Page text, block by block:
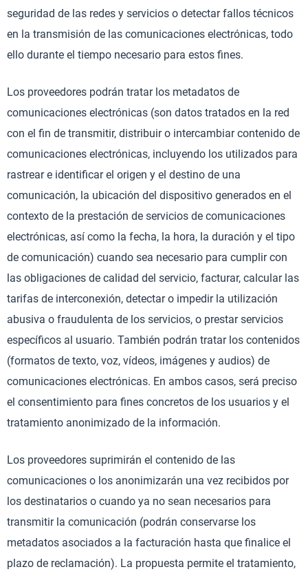
seguridad de las redes y servicios o detectar fallos técnicos
en la transmisión de las comunicaciones electrónicas, todo
ello durante el tiempo necesario para estos fines.
Los proveedores podrán tratar los metadatos de
comunicaciones electrónicas (son datos tratados en la red
con el fin de transmitir, distribuir o intercambiar contenido de
comunicaciones electrónicas, incluyendo los utilizados para
rastrear e identificar el origen y el destino de una
comunicación, la ubicación del dispositivo generados en el
contexto de la prestación de servicios de comunicaciones
electrónicas, así como la fecha, la hora, la duración y el tipo
de comunicación) cuando sea necesario para cumplir con
las obligaciones de calidad del servicio, facturar, calcular las
tarifas de interconexión, detectar o impedir la utilización
abusiva o fraudulenta de los servicios, o prestar servicios
específicos al usuario. También podrán tratar los contenidos
(formatos de texto, voz, vídeos, imágenes y audios) de
comunicaciones electrónicas. En ambos casos, será preciso
el consentimiento para fines concretos de los usuarios y el
tratamiento anonimizado de la información.
Los proveedores suprimirán el contenido de las
comunicaciones o los anonimizarán una vez recibidos por
los destinatarios o cuando ya no sean necesarios para
transmitir la comunicación (podrán conservarse los
metadatos asociados a la facturación hasta que finalice el
plazo de reclamación). La propuesta permite el tratamiento,